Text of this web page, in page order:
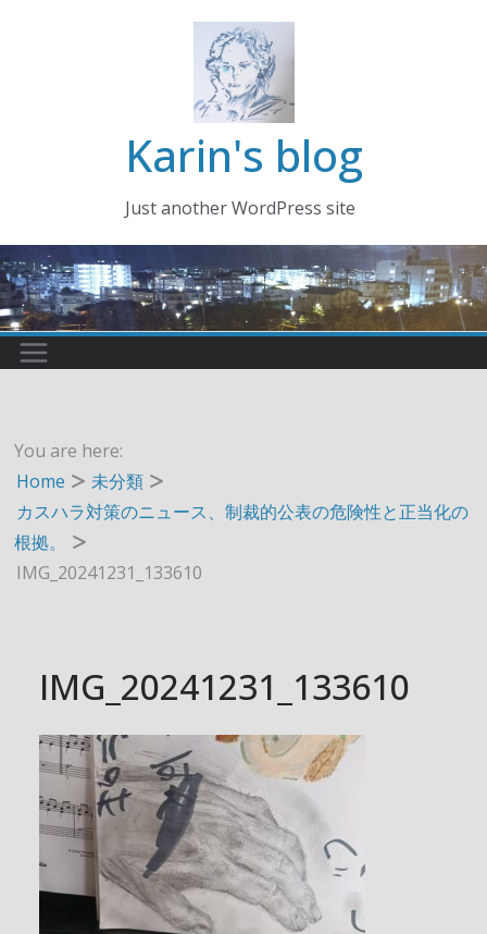
ッ
プ
Karin's blog
Just another WordPress site
You are here:
Home
未分類
カスハラ対策のニュース、制裁的公表の危険性と正当化の
根拠。
IMG_20241231_133610
IMG_20241231_133610